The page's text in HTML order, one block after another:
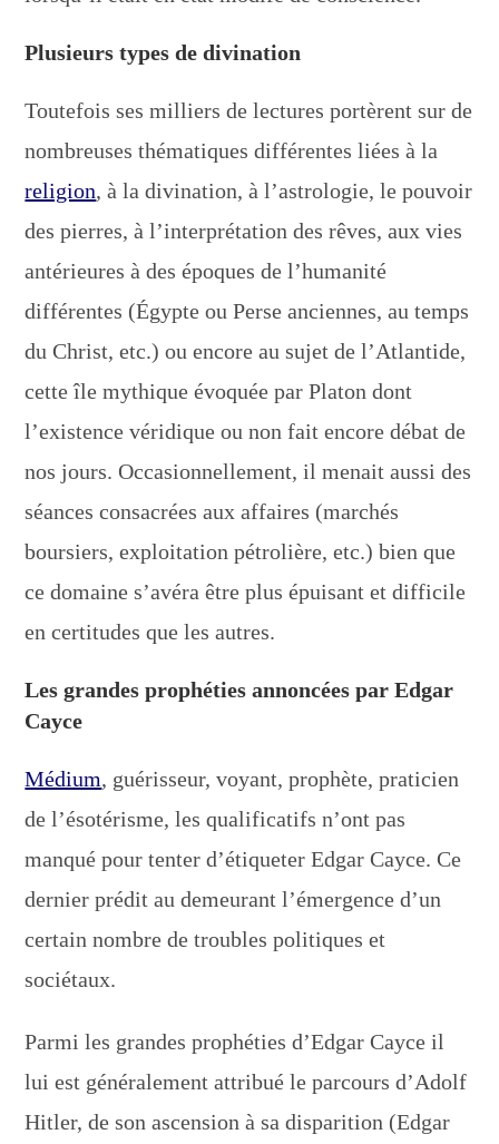
Plusieurs types de divination
Toutefois ses milliers de lectures portèrent sur de
nombreuses thématiques différentes liées à la
religion, à la divination, à l’astrologie, le pouvoir
des pierres, à l’interprétation des rêves, aux vies
antérieures à des époques de l’humanité
différentes (Égypte ou Perse anciennes, au temps
du Christ, etc.) ou encore au sujet de l’Atlantide,
cette île mythique évoquée par Platon dont
l’existence véridique ou non fait encore débat de
nos jours. Occasionnellement, il menait aussi des
séances consacrées aux affaires (marchés
boursiers, exploitation pétrolière, etc.) bien que
ce domaine s’avéra être plus épuisant et difficile
en certitudes que les autres.
Les grandes prophéties annoncées par Edgar
Cayce
Médium, guérisseur, voyant, prophète, praticien
de l’ésotérisme, les qualificatifs n’ont pas
manqué pour tenter d’étiqueter Edgar Cayce. Ce
dernier prédit au demeurant l’émergence d’un
certain nombre de troubles politiques et
sociétaux.
Parmi les grandes prophéties d’Edgar Cayce il
lui est généralement attribué le parcours d’Adolf
Hitler, de son ascension à sa disparition (Edgar